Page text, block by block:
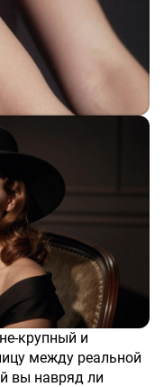
между реальной
вы навряд ли